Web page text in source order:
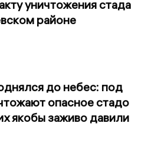
уничтожения стада
районе
до небес: под
опасное стадо
якобы заживо давили